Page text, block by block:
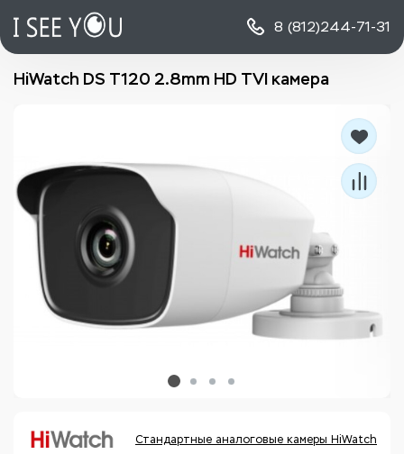
8 (812)244-71-31
HiWatch DS T120 2.8mm HD TVI камера
Стандартные аналоговые камеры HiWatch